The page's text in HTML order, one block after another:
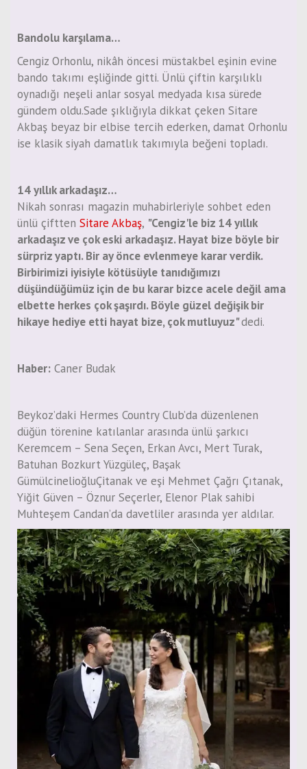
Bandolu karşılama…
Cengiz Orhonlu, nikâh öncesi müstakbel eşinin evine
bando takımı eşliğinde gitti. Ünlü çiftin karşılıklı
oynadığı neşeli anlar sosyal medyada kısa sürede
gündem oldu.Sade şıklığıyla dikkat çeken Sitare
Akbaş beyaz bir elbise tercih ederken, damat Orhonlu
ise klasik siyah damatlık takımıyla beğeni topladı.
14 yıllık arkadaşız…
Nikah sonrası magazin muhabirleriyle sohbet eden
ünlü çiftten Sitare Akbaş, "Cengiz'le biz 14 yıllık
arkadaşız ve çok eski arkadaşız. Hayat bize böyle bir
sürpriz yaptı. Bir ay önce evlenmeye karar verdik.
Birbirimizi iyisiyle kötüsüyle tanıdığımızı
düşündüğümüz için de bu karar bizce acele değil ama
elbette herkes çok şaşırdı. Böyle güzel değişik bir
hikaye hediye etti hayat bize, çok mutluyuz"dedi.
Haber: Caner Budak
Beykoz’daki Hermes Country Club’da düzenlenen
düğün törenine katılanlar arasında ünlü şarkıcı
Keremcem – Sena Seçen, Erkan Avcı, Mert Turak,
Batuhan Bozkurt Yüzgüleç, Başak
GümülcinelioğluÇitanak ve eşi Mehmet Çağrı Çıtanak,
Yiğit Güven – Öznur Seçerler, Elenor Plak sahibi
Muhteşem Candan’da davetliler arasında yer aldılar.